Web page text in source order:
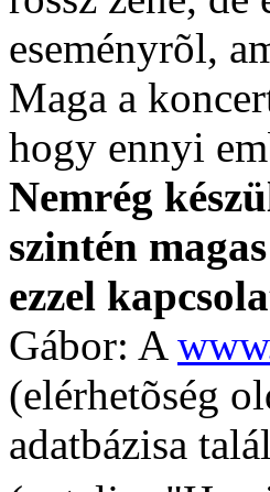
eseményrõl,
Maga a
hogy ennyi
Nemrég
szintén
ezzel
Gábor: A
(elérhetõség
adatbázisa